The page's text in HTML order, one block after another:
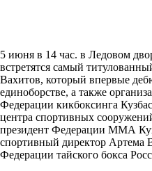
5 июня в 14 час. в Ледовом
встретятся самый
Вахитов, который впервые
единоборстве, а также
Федерации кикбоксинга
центра спортивных
президент Федерации ММА
спортивный директор Артема
Федерации тайского бокса